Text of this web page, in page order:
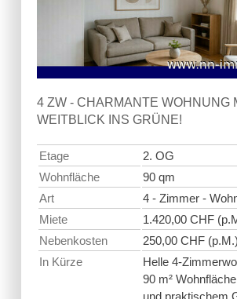
4 ZW - CHARMANTE WOHNUNG
WEITBLICK INS GRÜNE!
Etage
2. OG
Wohnfläche
90 qm
Art
4 - Zimmer -
Miete
1.420,00 CHF
Nebenkosten
250,00 CHF (p.M.)
In Kürze
Helle 4-
90 m²